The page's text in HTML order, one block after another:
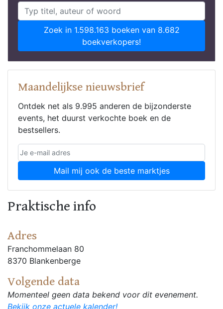
Zoek in 1.598.163 boeken van 8.682
boekverkopers!
Maandelijkse nieuwsbrief
Ontdek net als 9.995 anderen de bijzonderste
events, het duurst verkochte boek en de
bestsellers.
Mail mij ook de beste marktjes
Praktische info
Adres
Franchommelaan 80
8370 Blankenberge
Volgende data
Momenteel geen data bekend voor dit evenement.
Bekijk onze actuele kalender!